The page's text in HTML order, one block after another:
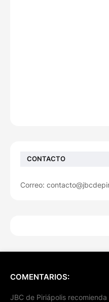
CONTACTO
Correo:
COMENTARIOS:
JBC de Piriápolis